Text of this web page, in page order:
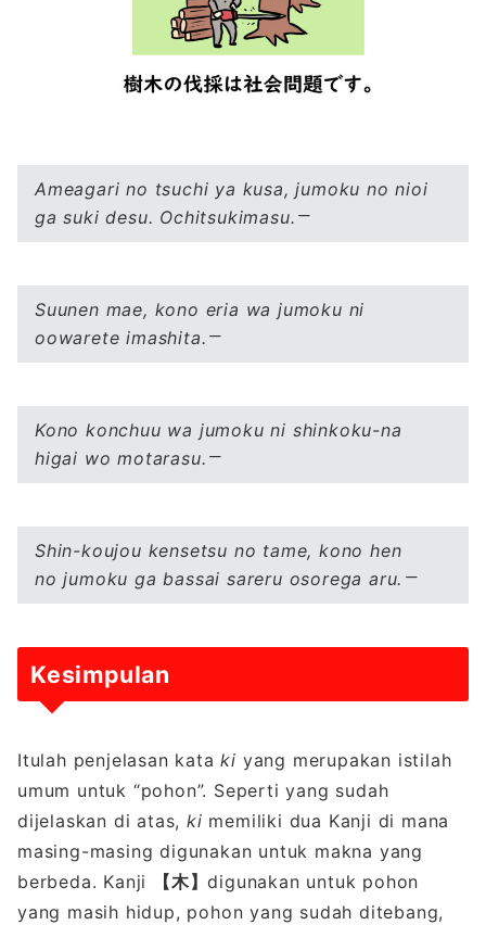
Ameagari no tsuchi ya kusa, jumoku no nioi
ga suki desu. Ochitsukimasu.
Suunen mae, kono eria wa jumoku ni
oowarete imashita.
Kono konchuu wa jumoku ni shinkoku-na
higai wo motarasu.
Shin-koujou kensetsu no tame, kono hen
no jumoku ga bassai sareru osorega aru.
Kesimpulan
Itulah penjelasan kataki yang merupakan istilah
umum untuk “pohon”. Seperti yang sudah
dijelaskan di atas,ki memiliki dua Kanji di mana
masing-masing digunakan untuk makna yang
berbeda. Kanji
【木】digunakan untuk pohon
yang masih hidup, pohon yang sudah ditebang,